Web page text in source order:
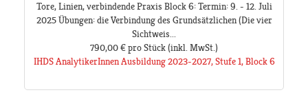
Tore, Linien, verbindende Praxis Block 6: Termin: 9. - 12. Juli
2025 Übungen: die Verbindung des Grundsätzlichen (Die vier
Sichtweis...
790,00 €pro Stück(inkl. MwSt.)
IHDS AnalytikerInnen Ausbildung 2023-2027, Stufe 1, Block 6